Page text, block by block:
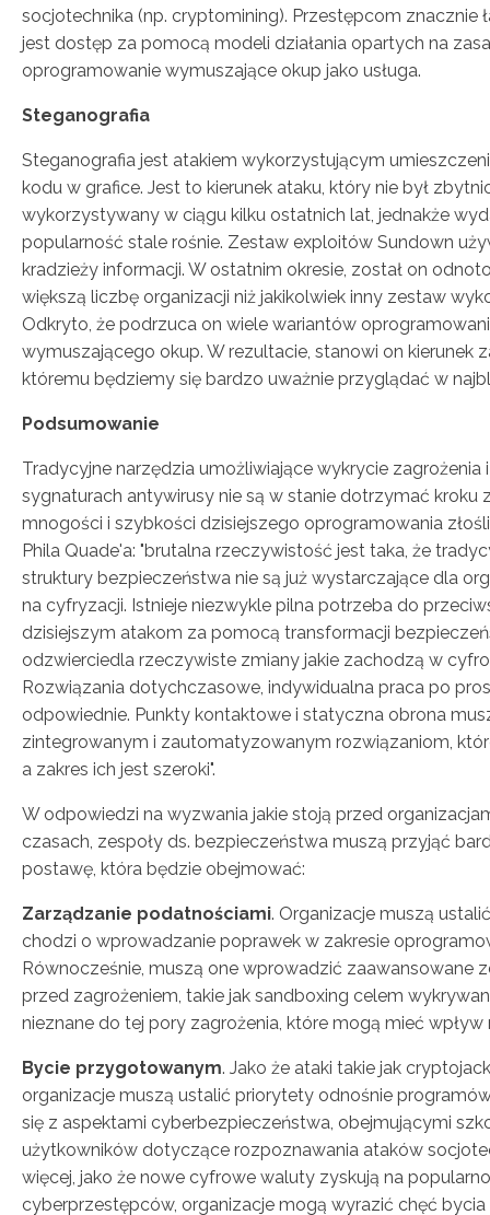
socjotechnika (np. cryptomining). Przestępcom znacznie
jest dostęp za pomocą modeli działania opartych na
oprogramowanie wymuszające okup jako usługa.
Steganografia
Steganografia jest atakiem wykorzystującym
kodu w grafice. Jest to kierunek ataku, który nie był
wykorzystywany w ciągu kilku ostatnich lat, jednakże
popularność stale rośnie. Zestaw exploitów Sundown
kradzieży informacji. W ostatnim okresie, został on
większą liczbę organizacji niż jakikolwiek inny zestaw
Odkryto, że podrzuca on wiele wariantów
wymuszającego okup. W rezultacie, stanowi on kierunek
któremu będziemy się bardzo uważnie przyglądać w
Podsumowanie
Tradycyjne narzędzia umożliwiające wykrycie zagrożenia
sygnaturach antywirusy nie są w stanie dotrzymać kroku
mnogości i szybkości dzisiejszego oprogramowania
Phila Quade'a: "brutalna rzeczywistość jest taka, że
struktury bezpieczeństwa nie są już wystarczające dla
na cyfryzacji. Istnieje niezwykle pilna potrzeba do
dzisiejszym atakom za pomocą transformacji
odzwierciedla rzeczywiste zmiany jakie zachodzą w
Rozwiązania dotychczasowe, indywidualna praca po
odpowiednie. Punkty kontaktowe i statyczna obrona
zintegrowanym i zautomatyzowanym rozwiązaniom,
a zakres ich jest szeroki".
W odpowiedzi na wyzwania jakie stoją przed
czasach, zespoły ds. bezpieczeństwa muszą przyjąć
postawę, która będzie obejmować:
Zarządzanie podatnościami. Organizacje muszą
chodzi o wprowadzanie poprawek w zakresie
Równocześnie, muszą one wprowadzić zaawansowane
przed zagrożeniem, takie jak sandboxing celem
nieznane do tej pory zagrożenia, które mogą mieć wpływ
Bycie przygotowanym. Jako że ataki takie jak
organizacje muszą ustalić priorytety odnośnie
się z aspektami cyberbezpieczeństwa, obejmującymi
użytkowników dotyczące rozpoznawania ataków
więcej, jako że nowe cyfrowe waluty zyskują na
cyberprzestępców, organizacje mogą wyrazić chęć